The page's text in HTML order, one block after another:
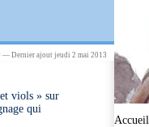
— Dernier ajout jeudi 2 mai 2013
viols » sur
qui
Accueil